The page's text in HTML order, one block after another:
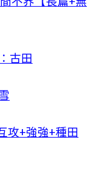
古田
攻+強強+種田